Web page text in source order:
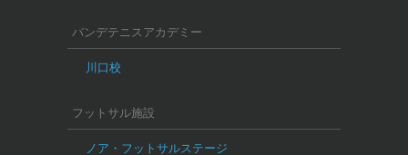
バンデテニスアカデミー
川口校
フットサル施設
ノア・フットサルステージ